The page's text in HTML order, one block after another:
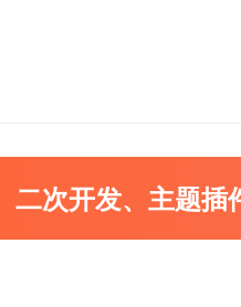
次开发、主题插